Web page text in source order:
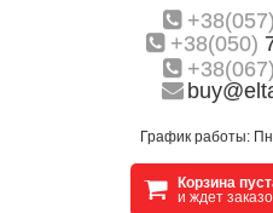
+38(057)
+38(050)
+38(067)
График работы:
Корзина
и ждет